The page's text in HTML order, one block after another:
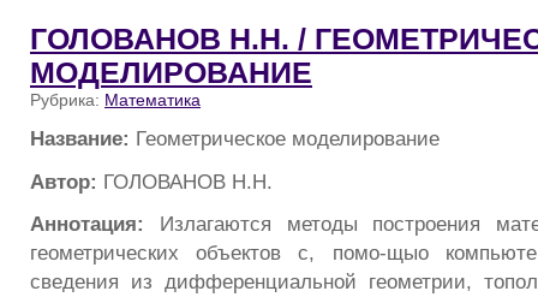
ГОЛОВАНОВ H.H. /
МОДЕЛИРОВАНИЕ
Рубрика: Математика
Название: Геометрическое моделирование
Автор: ГОЛОВАНОВ H.H.
Аннотация: Излагаются методы построения
геометрических объектов с, помо-щыо
сведения из дифференциальной геометрии,